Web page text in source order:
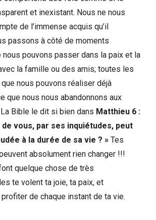
et inexistant. Nous ne nous
de l’immense acquis qu’il
passons à côté de moments
nous pouvons passer dans la paix et la
la famille ou des amis; toutes les
nous pouvons réaliser déjà
que nous nous abandonnons aux
Bible le dit si bien dans Matthieu 6 :
de vous, par ses inquiétudes, peut
à la durée de sa vie ? » Tes
absolument rien changer !!!
quelque chose de très
te volent ta joie, ta paix, et
profiter de chaque instant de ta vie.